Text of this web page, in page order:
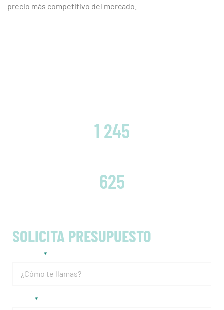
precio más competitivo del mercado.
SOLICITA PRESUPUESTO
1 245
625